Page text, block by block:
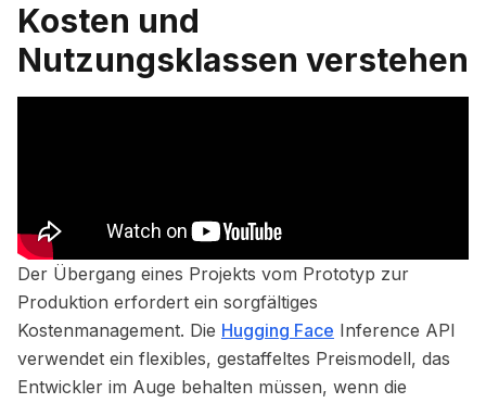
Kosten und
Nutzungsklassen verstehen
Der Übergang eines Projekts vom Prototyp zur
Produktion erfordert ein sorgfältiges
Kostenmanagement. Die Hugging Face Inference API
verwendet ein flexibles, gestaffeltes Preismodell, das
Entwickler im Auge behalten müssen, wenn die